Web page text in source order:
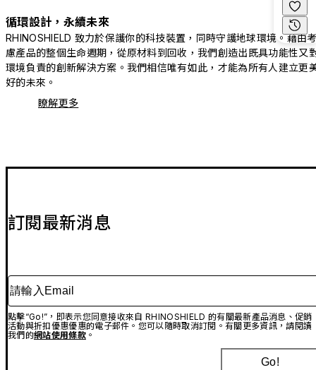
循環設計，永續未來
RHINOSHIELD 致力於保護你的科技裝置，同時守護地球環境。藉由
慮產品的整個生命週期，從原材料到回收，我們創造出既具功能性又
環境負責的創新解決方案。我們相信唯有如此，才能為所有人建立更
好的未來。
瞭解更多
訂閱最新消息
請輸入Email
點擊“Go!”，即表示您同意接收來自 RHINOSHIELD 的有關最新產品消息、促銷
活動與折扣優惠優惠的電子郵件。您可以隨時取消訂閱。有關更多資訊，請閱讀
我們的網站使用條款。
Go!